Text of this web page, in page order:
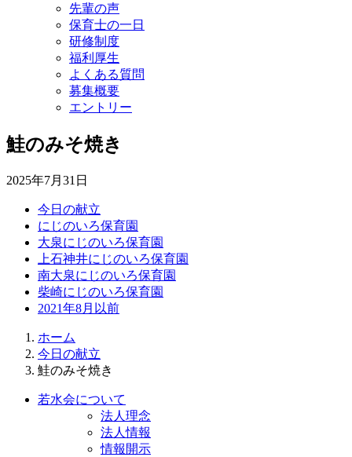
先輩の声
保育士の一日
研修制度
福利厚生
よくある質問
募集概要
エントリー
鮭のみそ焼き
2025年7月31日
今日の献立
にじのいろ保育園
大泉にじのいろ保育園
上石神井にじのいろ保育園
南大泉にじのいろ保育園
柴崎にじのいろ保育園
2021年8月以前
ホーム
今日の献立
鮭のみそ焼き
若水会について
法人理念
法人情報
情報開示